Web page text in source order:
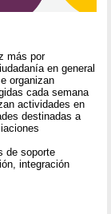
más por
en general
organizan
cada semana
actividades en
destinadas a
de soporte
integración